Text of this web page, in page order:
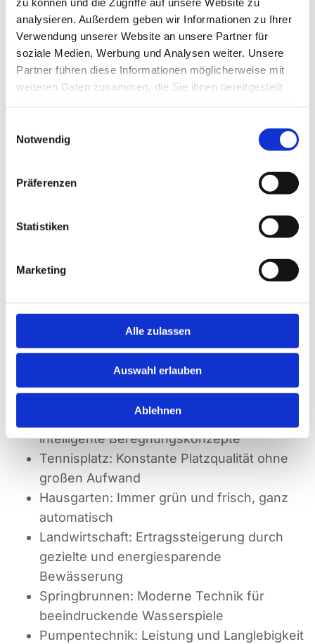
analysieren. Außerdem geben wir Informationen zu Ihrer
Verwendung unserer Website an unsere Partner für
soziale Medien, Werbung und Analysen weiter. Unsere
Partner führen diese Informationen möglicherweise mit
weiteren Daten zusammen, die Sie ihnen bereitgestellt
Notwendig
Präferenzen
Statistiken
Marketing
Alle zulassen
Auswahl erlauben
Ablehnen
bieten wir einen Onlineshop mit
Qualitätskomponenten und Ersatzteilen. So
können Sie individuelle Anpassungen an Ihrer
Beregnungsanlage bequem vornehmen. Auch
Pforzheim.
Vielseitige Lösungen für
Pforzheim die richtige Bewässerungslösung
erhalten. Die Volker Pröhl GmbH deckt ein
breites Einsatzspektrum ab:
Golfplatz: Gepflegte Greens durch
intelligente Beregnungskonzepte
Tennisplatz: Konstante Platzqualität ohne
großen Aufwand
Hausgarten: Immer grün und frisch, ganz
automatisch
Landwirtschaft: Ertragssteigerung durch
gezielte und energiesparende
Bewässerung
Springbrunnen: Moderne Technik für
beeindruckende Wasserspiele
Pumpentechnik: Leistung und Langlebigkeit